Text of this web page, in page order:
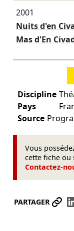
2001
Nuits d'en
Mas d'En
Discipline
Pays
Source
Vous
cette fiche ou
Contactez-
PARTAGER